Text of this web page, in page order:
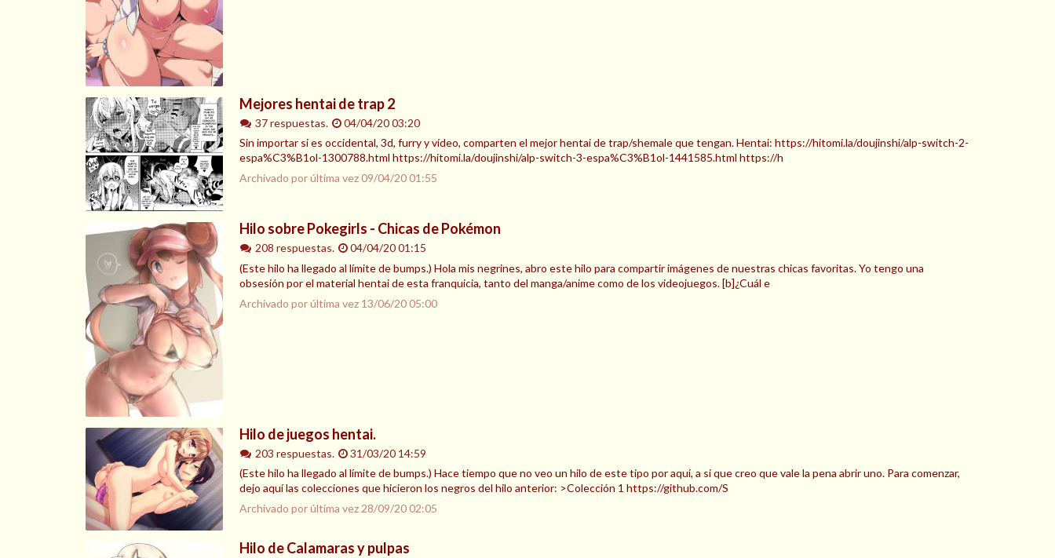
Mejores hentai de trap 2
37 respuestas.
04/04/20 03:20
Sin importar si es occidental, 3d, furry y vídeo, comparten el mejor hentai de trap/shemale que tengan. Hentai: https://hitomi.la/doujinshi/alp-switch-2-
espa%C3%B1ol-1300788.html https://hitomi.la/doujinshi/alp-switch-3-espa%C3%B1ol-1441585.html https://h
Archivado por última vez09/04/20 01:55
Hilo sobre Pokegirls - Chicas de Pokémon
208 respuestas.
04/04/20 01:15
(Este hilo ha llegado al límite de bumps.) Hola mis negrines, abro este hilo para compartir imágenes de nuestras chicas favoritas. Yo tengo una
obsesión por el material hentai de esta franquicia, tanto del manga/anime como de los videojuegos. [b]¿Cuál e
Archivado por última vez 13/06/20 05:00
Hilo de juegos hentai.
203 respuestas.
31/03/20 14:59
(Este hilo ha llegado al límite de bumps.) Hace tiempo que no veo un hilo de este tipo por aquí, a si que creo que vale la pena abrir uno. Para comenzar,
dejo aquí las colecciones que hicieron los negros del hilo anterior: >Colección 1 https://github.com/S
Archivado por última vez 28/09/20 02:05
Hilo de Calamaras y pulpas